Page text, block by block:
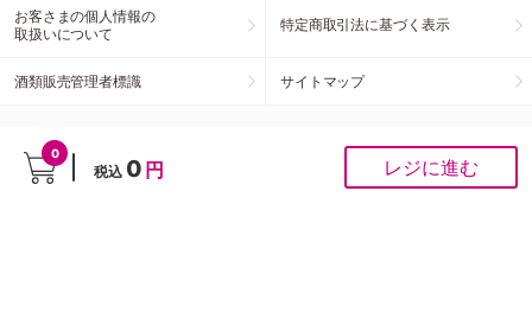
0
税込 0 円 レジに進む
お客さまの個人情報の
取扱いについて
特定商取引法に基づく表示
酒類販売管理者標識 サイトマップ
お客様の声をお聞かせください